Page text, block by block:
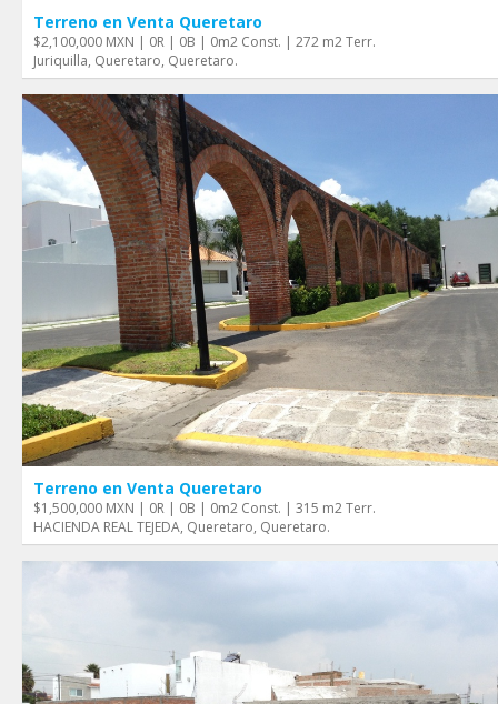
Terreno en Venta Queretaro
$2,100,000 MXN | 0R | 0B | 0m2 Const. | 272 m2 Terr.
Juriquilla, Queretaro, Queretaro.
Terreno en Venta Queretaro
$1,500,000 MXN | 0R | 0B | 0m2 Const. | 315 m2 Terr.
HACIENDA REAL TEJEDA, Queretaro, Queretaro.